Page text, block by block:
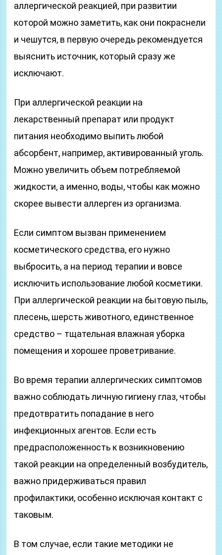
аллергической реакцией, при развитии
которой можно заметить, как они покраснели
и чешутся, в первую очередь рекомендуется
выяснить источник, который сразу же
исключают.
При аллергической реакции на
лекарственный препарат или продукт
питания необходимо выпить любой
абсорбент, например, активированный уголь.
Можно увеличить объем потребляемой
жидкости, а именно, воды, чтобы как можно
скорее вывести аллерген из организма.
Если симптом вызван применением
косметического средства, его нужно
выбросить, а на период терапии и вовсе
исключить использование любой косметики.
При аллергической реакции на бытовую пыль,
плесень, шерсть животного, единственное
средство – тщательная влажная уборка
помещения и хорошее проветривание.
Во время терапии аллергических симптомов
важно соблюдать личную гигиену глаз, чтобы
предотвратить попадание в него
инфекционных агентов. Если есть
предрасположенность к возникновению
такой реакции на определенный возбудитель,
важно придерживаться правил
профилактики, особенно исключая контакт с
таковым.
В том случае, если такие методики не